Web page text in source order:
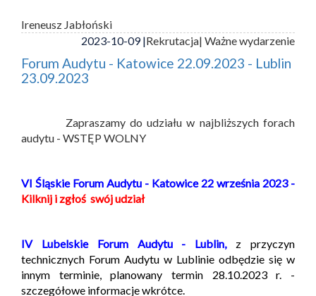
Ireneusz Jabłoński
2023-10-09 |Rekrutacja| Ważne wydarzenie
Forum Audytu - Katowice 22.09.2023 - Lublin
23.09.2023
Zapraszamy do udziału w najbliższych forach
audytu - WSTĘP WOLNY
VI Śląskie Forum Audytu - Katowice 22 września 2023 -
Kilknij i zgłoś swój udział
IV Lubelskie Forum Audytu - Lublin,
z przyczyn
technicznych Forum Audytu w Lublinie odbędzie się w
innym terminie, planowany termin 28.10.2023 r. -
szczegółowe informacje wkrótce.